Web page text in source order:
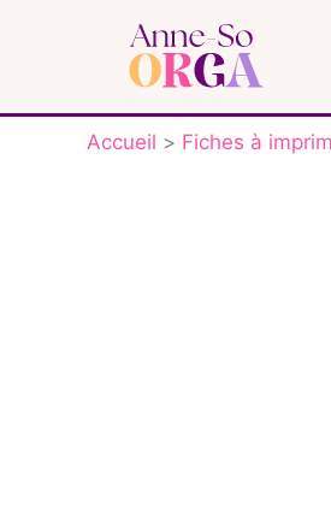
Accueil Fiches à